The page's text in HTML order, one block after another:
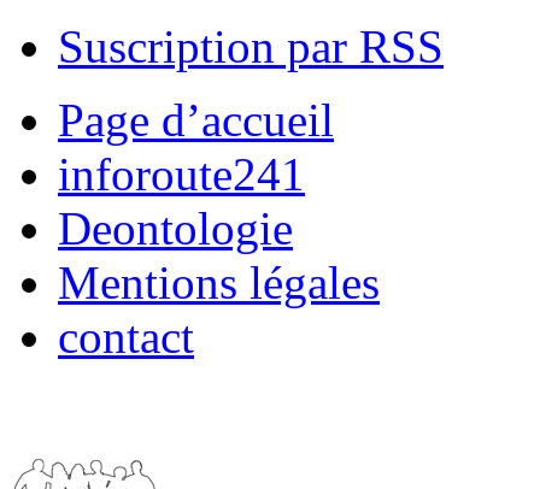
Suscription par RSS
Page d’accueil
inforoute241
Deontologie
Mentions légales
contact